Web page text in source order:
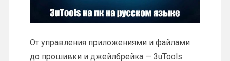
От управления приложениями и файлами
до прошивки и джейлбрейка — 3uTools